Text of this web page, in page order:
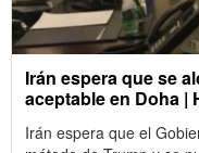
Irán espera que se
aceptable en Doha |
Irán espera que el